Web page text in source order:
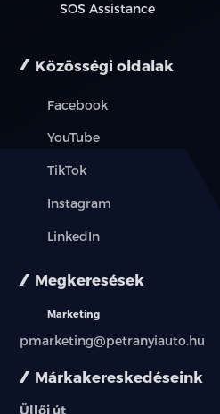
Márkakereskedéseink
Üllői út
SOS Assistance
Közösségi oldalak
Facebook
YouTube
TikTok
Instagram
LinkedIn
Megkeresések
Marketing
pmarketing@petranyiauto.hu